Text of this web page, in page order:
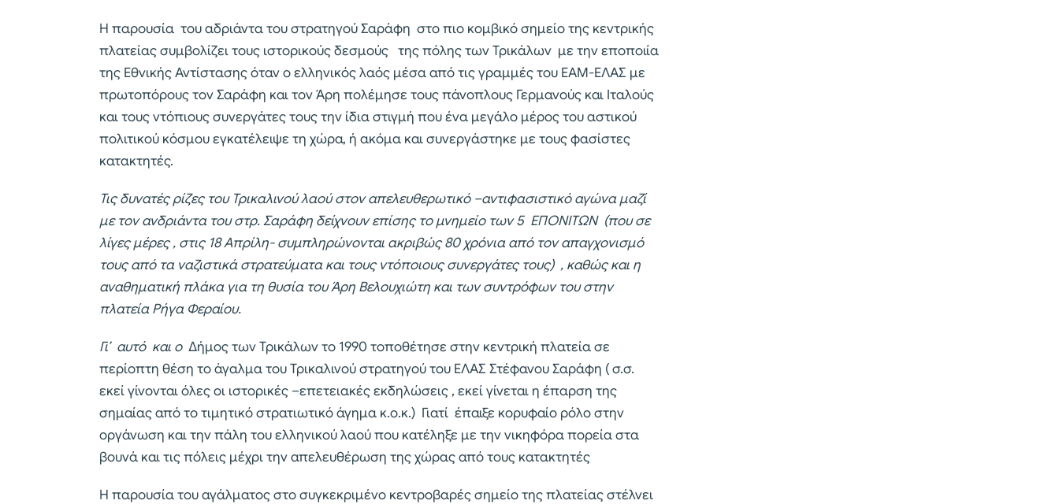
Η παρουσία του αδριάντα του στρατηγού Σαράφη στο πιο κομβικό σημείο της κεντρικής
πλατείας συμβολίζει τους ιστορικούς δεσμούς της πόλης των Τρικάλων με την εποποιία
της Εθνικής Αντίστασης όταν ο ελληνικός λαός μέσα από τις γραμμές του ΕΑΜ-ΕΛΑΣ με
πρωτοπόρους τον Σαράφη και τον Άρη πολέμησε τους πάνοπλους Γερμανούς και Ιταλούς
και τους ντόπιους συνεργάτες τους την ίδια στιγμή που ένα μεγάλο μέρος του αστικού
πολιτικού κόσμου εγκατέλειψε τη χώρα, ή ακόμα και συνεργάστηκε με τους φασίστες
κατακτητές.
Τις δυνατές ρίζες του Τρικαλινού λαού στον απελευθερωτικό –αντιφασιστικό αγώνα μαζί
με τον ανδριάντα του στρ. Σαράφη δείχνουν επίσης το μνημείο των 5 ΕΠΟΝΙΤΩΝ (που σε
λίγες μέρες , στις 18 Απρίλη- συμπληρώνονται ακριβώς 80 χρόνια από τον απαγχονισμό
τους από τα ναζιστικά στρατεύματα και τους ντόποιους συνεργάτες τους) , καθώς και η
αναθηματική πλάκα για τη θυσία του Άρη Βελουχιώτη και των συντρόφων του στην
πλατεία Ρήγα Φεραίου.
Γι’ αυτό και ο Δήμος των Τρικάλων το 1990 τοποθέτησε στην κεντρική πλατεία σε
περίοπτη θέση το άγαλμα του Τρικαλινού στρατηγού του ΕΛΑΣ Στέφανου Σαράφη ( σ.σ.
εκεί γίνονται όλες οι ιστορικές –επετειακές εκδηλώσεις , εκεί γίνεται η έπαρση της
σημαίας από το τιμητικό στρατιωτικό άγημα κ.ο.κ.) Γιατί έπαιξε κορυφαίο ρόλο στην
οργάνωση και την πάλη του ελληνικού λαού που κατέληξε με την νικηφόρα πορεία στα
βουνά και τις πόλεις μέχρι την απελευθέρωση της χώρας από τους κατακτητές
Η παρουσία του αγάλματος στο συγκεκριμένο κεντροβαρές σημείο της πλατείας στέλνει